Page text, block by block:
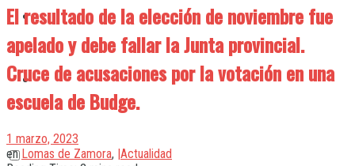
Quilmes
Varela
El resultado de la elección de noviembre fue
apelado y debe fallar la Junta provincial.
Cruce de acusaciones por la votación en una
escuela de Budge.
1 marzo, 2023
en Lomas de Zamora, |Actualidad